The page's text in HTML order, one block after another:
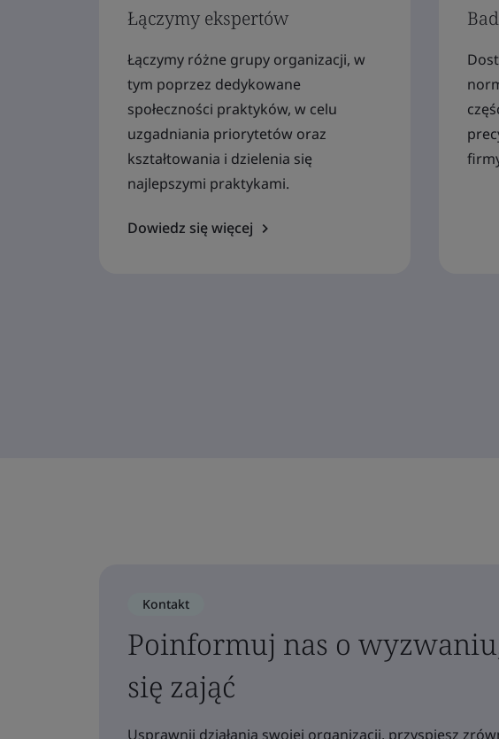
Łączymy ekspertów
Łączymy różne grupy organizacji, w
tym poprzez dedykowane
społeczności praktyków, w celu
uzgadniania priorytetów oraz
kształtowania i dzielenia się
najlepszymi praktykami.
Dowiedz się więcej
Kontakt
Poinformuj nas o
się zająć
Usprawnij działania swojej organizacji, przyspiesz